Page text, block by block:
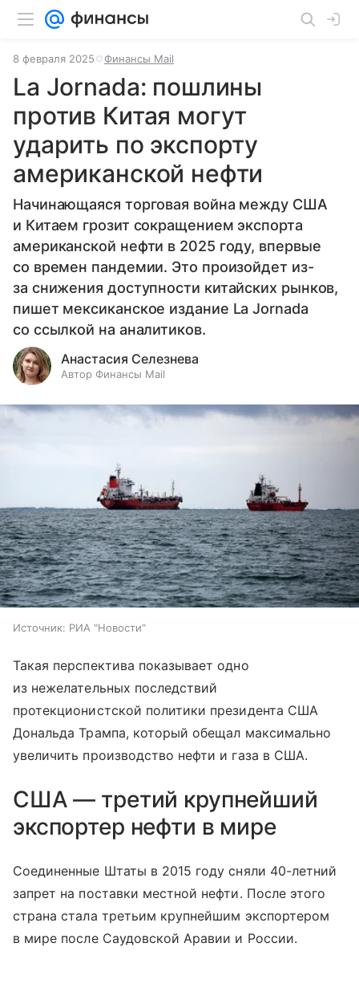
8 февраля 2025 Финансы Mail
La Jornada: пошлины
против Китая могут
ударить по экспорту
американской нефти
Начинающаяся торговая война между США
и Китаем грозит сокращением экспорта
американской нефти в 2025 году, впервые
со времен пандемии. Это произойдет из-
за снижения доступности китайских рынков,
пишет мексиканское издание La Jornada
со ссылкой на аналитиков.
Анастасия Селезнева
Автор Финансы Mail
Источник: РИА "Новости"
Такая перспектива показывает одно
из нежелательных последствий
протекционистской политики президента США
Дональда Трампа, который обещал максимально
увеличить производство нефти и газа в США.
США — третий крупнейший
экспортер нефти в мире
Соединенные Штаты в 2015 году сняли 40-летний
запрет на поставки местной нефти. После этого
страна стала третьим крупнейшим экспортером
в мире после Саудовской Аравии и России.